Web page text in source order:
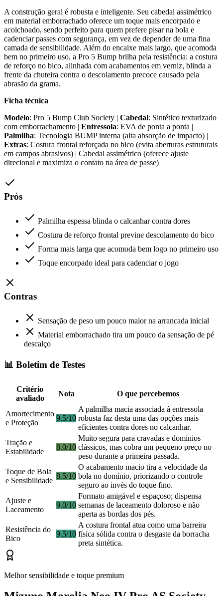
A construção geral é robusta e inteligente. Seu cabedal assimétrico
em material emborrachado oferece um toque mais encorpado e
acolchoado, sendo perfeito para quem prefere pisar na bola e
cadenciar passes com segurança, em vez de depender de uma fina
camada de sensibilidade. Além do encaixe mais largo, que acomoda
bem no primeiro uso, a Pro 5 Bump brilha pela resistência: a costura
de reforço no bico, alinhada com acabamentos em verniz, blinda a
frente da chuteira contra o descolamento precoce causado pela
abrasão da grama.
Ficha técnica
Modelo: Pro 5 Bump Club Society | Cabedal: Sintético texturizado
com emborrachamento | Entressola: EVA de ponta a ponta |
Palmilha: Tecnologia BUMP interna (alta absorção de impacto) |
Extras: Costura frontal reforçada no bico (evita aberturas estruturais
em campos abrasivos) | Cabedal assimétrico (oferece ajuste
direcional e maximiza o contato na área de passe)
Prós
Palmilha espessa blinda o calcanhar contra dores
Costura de reforço frontal previne descolamento do bico
Forma mais larga que acomoda bem logo no primeiro uso
Toque encorpado ideal para cadenciar o jogo
Contras
Sensação de peso um pouco maior na arrancada inicial
Material emborrachado tira um pouco da sensação de pé
descalço
📊 Boletim de Testes
Critério
avaliado
Nota O que percebemos
Amortecimento
e Proteção
9.5/10
A palmilha macia associada à entressola
robusta faz desta uma das opções mais
eficientes contra dores no calcanhar.
Tração e
Estabilidade
8.0/10
Muito segura para cravadas e domínios
clássicos, mas cobra um pequeno preço no
peso durante a primeira passada.
Toque de Bola
e Sensibilidade
8.5/10
O acabamento macio tira a velocidade da
bola no domínio, priorizando o controle
seguro ao invés do toque fino.
Ajuste e
Laceamento
9.0/10
Formato amigável e espaçoso; dispensa
semanas de laceamento doloroso e não
aperta as bordas dos pés.
Resistência do
Bico
9.5/10
A costura frontal atua como uma barreira
física sólida contra o desgaste da borracha
preta sintética.
Melhor sensibilidade e toque premium